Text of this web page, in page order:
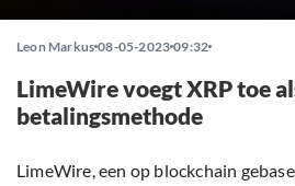
Leon Markus 08-05-2023 09:32
LimeWire voegt XRP toe
betalingsmethode
LimeWire, een op blockchain